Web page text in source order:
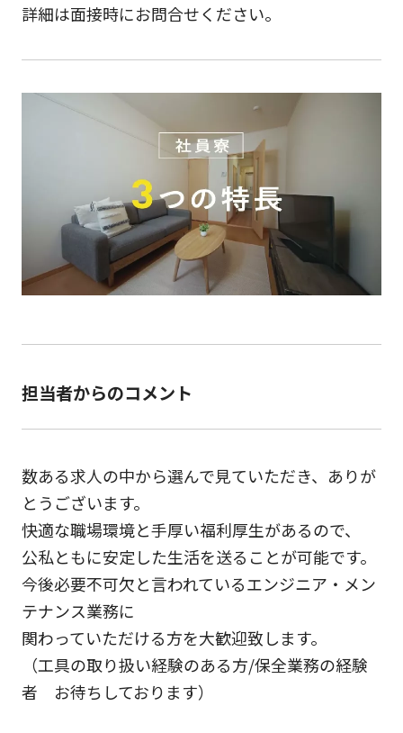
詳細は面接時にお問合せください。
担当者からのコメント
数ある求人の中から選んで見ていただき、ありが
とうございます。
快適な職場環境と手厚い福利厚生があるので、
公私ともに安定した生活を送ることが可能です。
今後必要不可欠と言われているエンジニア・メン
テナンス業務に
関わっていただける方を大歓迎致します。
（工具の取り扱い経験のある方/保全業務の経験
者 お待ちしております）